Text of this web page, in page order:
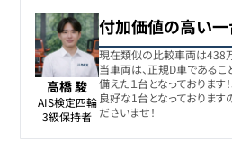
高橋 駿
AIS検定四輪
3級保持者
付加価値の高い一
現在類似の比較車両は438
当車両は、正規D車であるこ
備えた１台となっております
良好な1台となっております
ださいませ！